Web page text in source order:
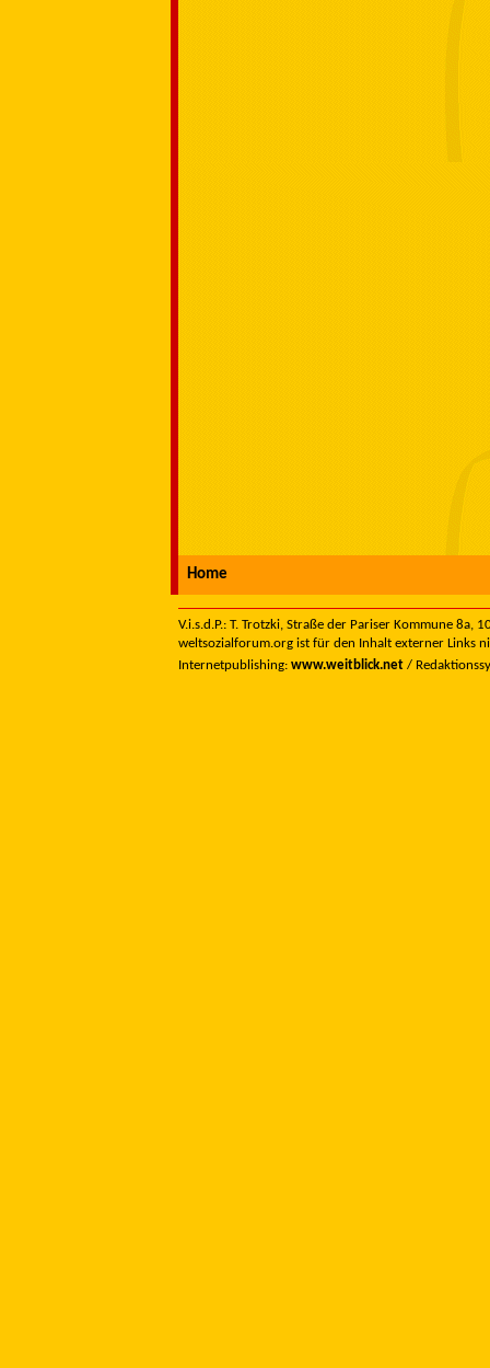
Home
V.i.s.d.P.: T. Trotzki, Straße der Pariser Kommune
weltsozialforum.org ist für den Inhalt externer Links
Internetpublishing: www.weitblick.net /